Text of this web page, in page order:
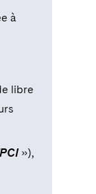
à
libre
»),